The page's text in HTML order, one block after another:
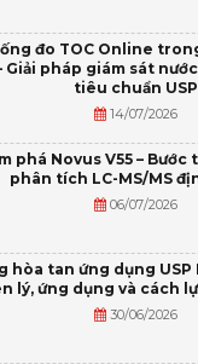
đo TOC Online
Giải pháp giám sát
tiêu chuẩn USP
14/07/2026
phá Novus V55 –
phân tích LC-MS/MS
06/07/2026
hòa tan ứng dụng USP
lý, ứng dụng và cách
30/06/2026